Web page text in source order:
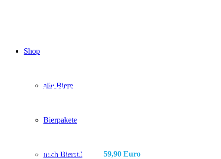
Shop
alle Biere
Bierpakete
nach Bierstil
unabhängigen Brauereien
Jetzt bekommst DU schon ab 59,90 Euro